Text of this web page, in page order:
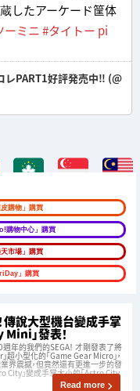
したアーケード筐体
ーミニ#タイトー pi
購物」購買
購物中心」購買
市場」購買
」購買
傳說大型機台變成手掌
」發表！
年的我們的SEGA！ 才剛發表了將
超小型化的「Game Gear Micro」，
界震撼，但竟然還有更進一步的發
City」變成手掌大小的「Astro City
Read more